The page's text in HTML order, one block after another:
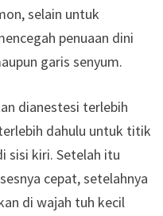
selain untuk
penuaan dini
garis senyum.
dianestesi terlebih
dahulu untuk titik
sisi kiri. Setelah itu
cepat, setelahnya
di wajah tuh kecil